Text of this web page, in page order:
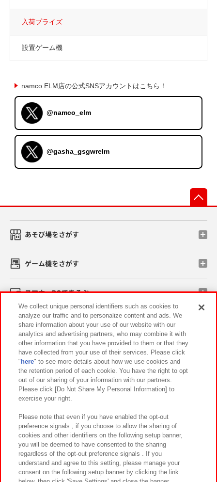
入荷プライズ
設置ゲーム機
namco ELM店の公式SNSアカウントはこちら！
@namco_elm
@gasha_gsgwrelm
あそび場をさがす
ゲーム機をさがす
スマホ・PCであそぶ
イベント・キャンペーン
関連会社 サステナビリティ サイトポリシー
プライバシーポリシー ウェブアクセシビリティ方針と検証結果
お取引先さまとともに
カスタマーハラスメント対応方針 よくあるご質問・お問い合わせ
We collect unique personal identifiers such as cookies to
analyze our traffic and to personalize content and ads. We
share information about your use of our website with our
analytics and advertising partners, who may combine it with
other information that you have provided to them or that they
have collected from your use of their services. Please click
" here" to see more details about how we use cookies and
the retention period of each cookie. You have the right to opt
out of our sharing of your information with our partners.
Please click [Do Not Share My Personal Information] to
exercise your right.
Please note that even if you have enabled the opt-out
preference signals , if you choose to allow the sharing of
cookies and other identifiers on the following setup banner,
you will be deemed to have consented to the sharing
regardless of the opt-out preference signals . If you
understand and agree to this setting, please manage your
consent on the following setup banner by clicking the link